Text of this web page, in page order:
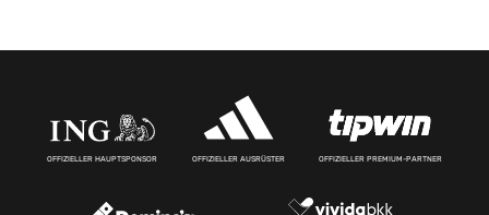
OFFIZIELLER HAUPTSPONSOR OFFIZIELLER AUSRÜSTER OFFIZIELLER PREMIUM-PARTNER